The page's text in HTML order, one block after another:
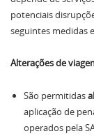
potenciais
seguintes medidas
Alterações de
São permitidas
aplicação de
operados pela